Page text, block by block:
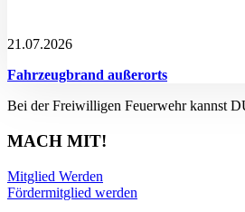
21.07.2026
Fahrzeugbrand außerorts
Bei der Freiwilligen Feuerwehr kannst
MACH MIT!
Mitglied Werden
Fördermitglied werden